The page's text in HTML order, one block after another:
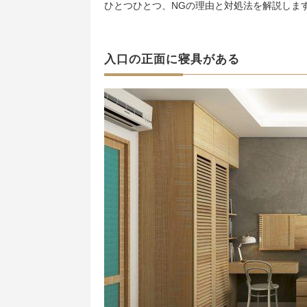
ひとつひとつ、NGの理由と対処法を解説しま
入口の正面に寝具がある